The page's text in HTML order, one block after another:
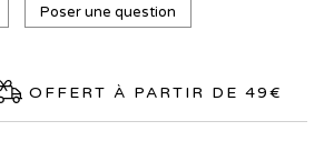
Poser une question
OFFERT À PARTIR DE 49€